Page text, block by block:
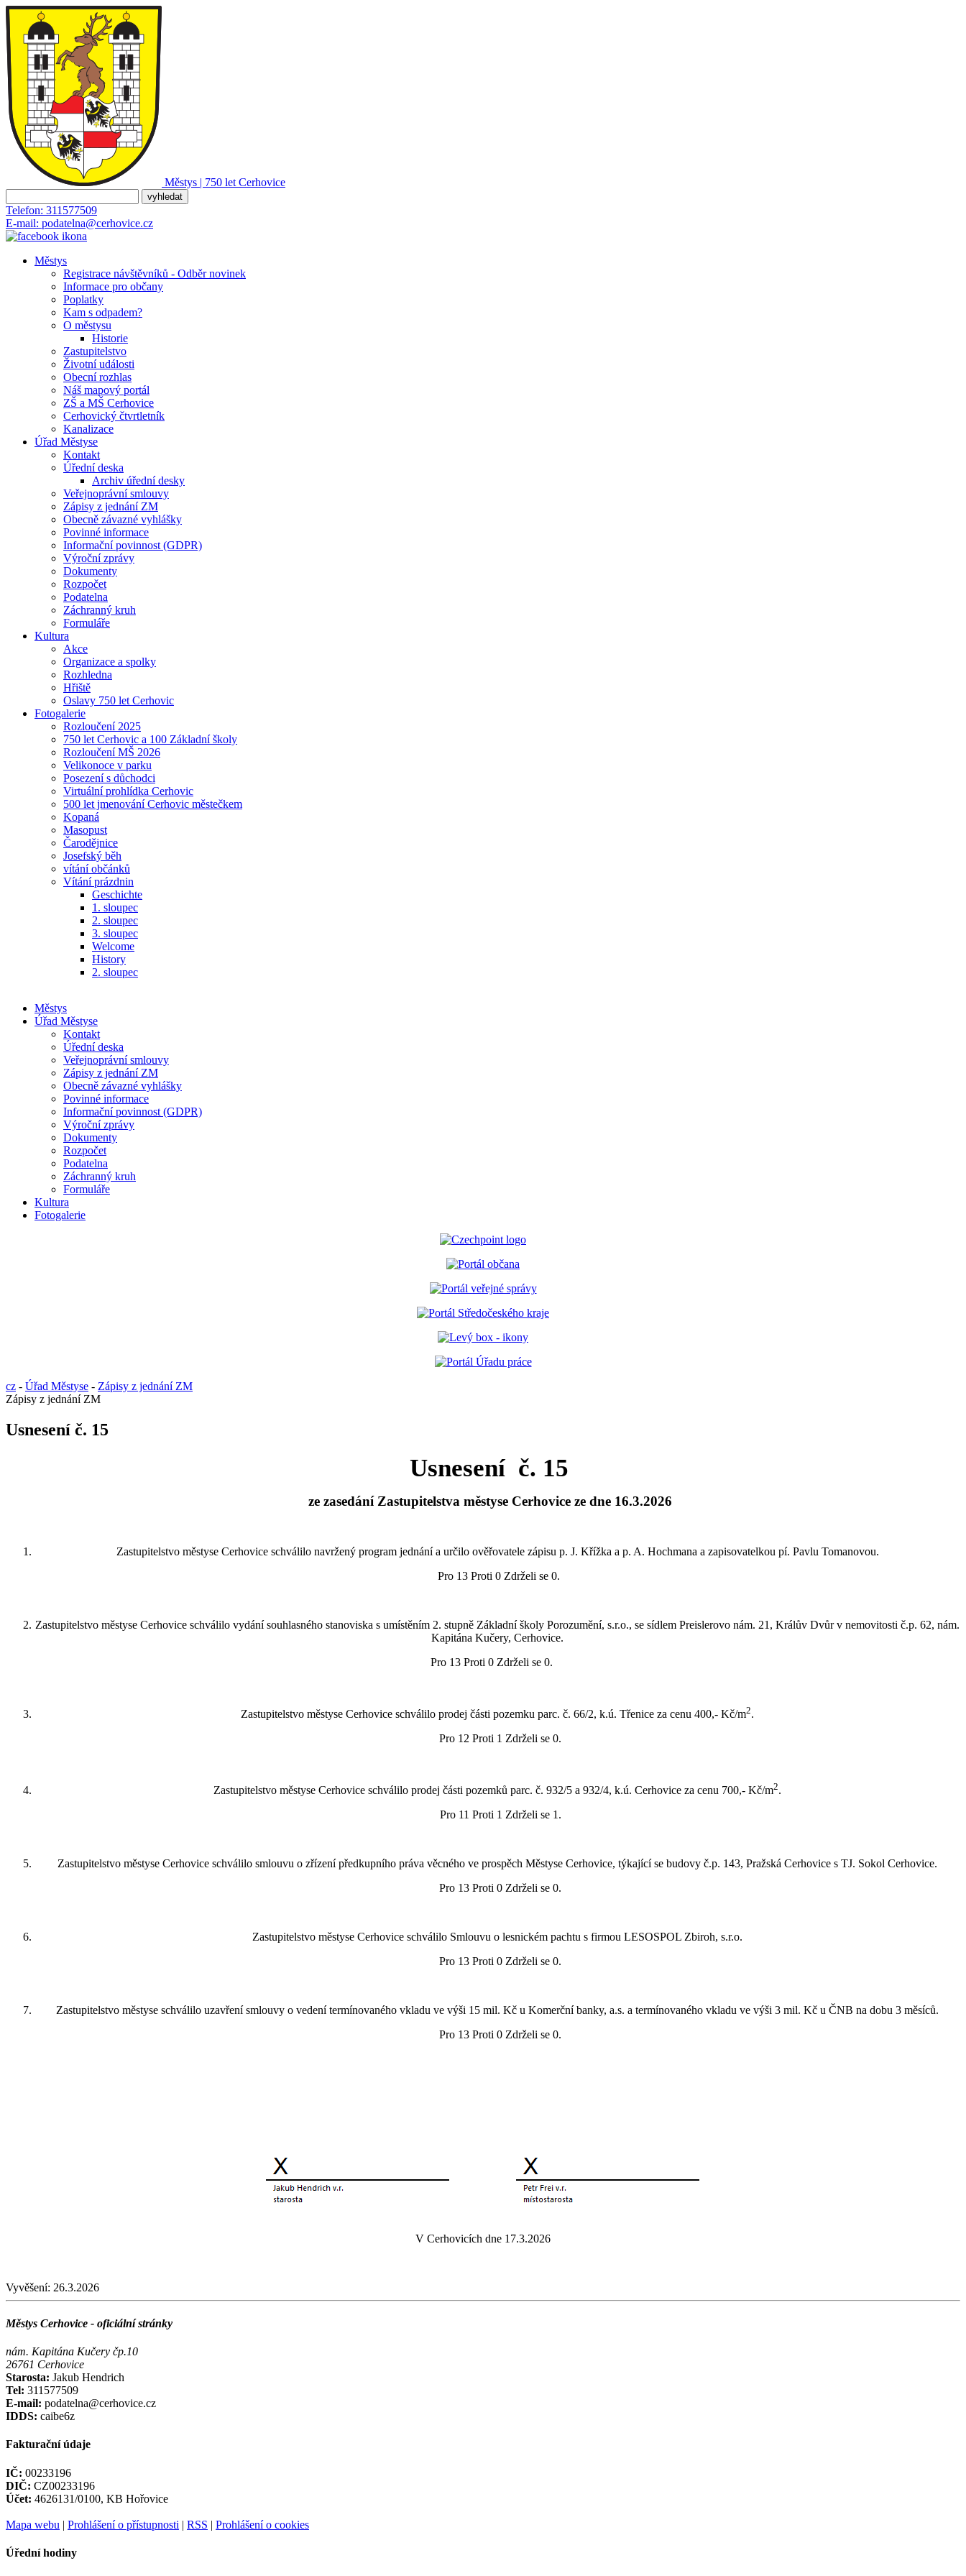
Městys | 750 let Cerhovice
Telefon: 311577509
E-mail: podatelna@cerhovice.cz
Městys
Registrace návštěvníků - Odběr novinek
Informace pro občany
Poplatky
Kam s odpadem?
O městysu
Historie
Zastupitelstvo
Životní události
Obecní rozhlas
Náš mapový portál
ZŠ a MŠ Cerhovice
Cerhovický čtvrtletník
Kanalizace
Úřad Městyse
Kontakt
Úřední deska
Archiv úřední desky
Veřejnoprávní smlouvy
Zápisy z jednání ZM
Obecně závazné vyhlášky
Povinné informace
Informační povinnost (GDPR)
Výroční zprávy
Dokumenty
Rozpočet
Podatelna
Záchranný kruh
Formuláře
Kultura
Akce
Organizace a spolky
Rozhledna
Hřiště
Oslavy 750 let Cerhovic
Fotogalerie
Rozloučení 2025
750 let Cerhovic a 100 Základní školy
Rozloučení MŠ 2026
Velikonoce v parku
Posezení s důchodci
Virtuální prohlídka Cerhovic
500 let jmenování Cerhovic městečkem
Kopaná
Masopust
Čarodějnice
Josefský běh
vítání občánků
Vítání prázdnin
Geschichte
1. sloupec
2. sloupec
3. sloupec
Welcome
History
2. sloupec
Městys
Úřad Městyse
Kontakt
Úřední deska
Veřejnoprávní smlouvy
Zápisy z jednání ZM
Obecně závazné vyhlášky
Povinné informace
Informační povinnost (GDPR)
Výroční zprávy
Dokumenty
Rozpočet
Podatelna
Záchranný kruh
Formuláře
Kultura
Fotogalerie
cz - Úřad Městyse - Zápisy z jednání ZM
Zápisy z jednání ZM
Usnesení č. 15
Usnesení č. 15
ze zasedání Zastupitelstva městyse Cerhovice ze dne 16.3.2026
Zastupitelstvo městyse Cerhovice schválilo navržený program jednání a určilo ověřovatele zápisu p. J. Křížka a p. A. Hochmana a zapisovatelkou pí. Pavlu Tomanovou.
Pro 13 Proti 0 Zdrželi se 0.
Zastupitelstvo městyse Cerhovice schválilo vydání souhlasného stanoviska s umístěním 2. stupně Základní školy Porozumění, s.r.o., se sídlem Preislerovo nám. 21, Králův Dvůr v nemovitosti č.p. 62, nám.
Kapitána Kučery, Cerhovice.
Pro 13 Proti 0 Zdrželi se 0.
Zastupitelstvo městyse Cerhovice schválilo prodej části pozemku parc. č. 66/2, k.ú. Třenice za cenu 400,- Kč/m2.
Pro 12 Proti 1 Zdrželi se 0.
Zastupitelstvo městyse Cerhovice schválilo prodej části pozemků parc. č. 932/5 a 932/4, k.ú. Cerhovice za cenu 700,- Kč/m2.
Pro 11 Proti 1 Zdrželi se 1.
Zastupitelstvo městyse Cerhovice schválilo smlouvu o zřízení předkupního práva věcného ve prospěch Městyse Cerhovice, týkající se budovy č.p. 143, Pražská Cerhovice s TJ. Sokol Cerhovice.
Pro 13 Proti 0 Zdrželi se 0.
Zastupitelstvo městyse Cerhovice schválilo Smlouvu o lesnickém pachtu s firmou LESOSPOL Zbiroh, s.r.o.
Pro 13 Proti 0 Zdrželi se 0.
Zastupitelstvo městyse schválilo uzavření smlouvy o vedení termínovaného vkladu ve výši 15 mil. Kč u Komerční banky, a.s. a termínovaného vkladu ve výši 3 mil. Kč u ČNB na dobu 3 měsíců.
Pro 13 Proti 0 Zdrželi se 0.
V Cerhovicích dne 17.3.2026
Vyvěšení: 26.3.2026
Městys Cerhovice - oficiální stránky
nám. Kapitána Kučery čp.10
26761 Cerhovice
Starosta: Jakub Hendrich
Tel: 311577509
E-mail: podatelna@cerhovice.cz
IDDS: caibe6z
Fakturační údaje
IČ: 00233196
DIČ: CZ00233196
Účet: 4626131/0100, KB Hořovice
Mapa webu | Prohlášení o přístupnosti | RSS | Prohlášení o cookies
Úřední hodiny